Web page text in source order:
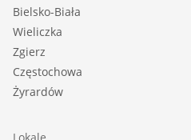
Bielsko-Biała
Wieliczka
Zgierz
Częstochowa
Żyrardów